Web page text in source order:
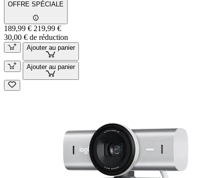
OFFRE SPÉCIALE
189,99 € 219,99 €
30,00 € de réduction
Ajouter au panier
Ajouter au panier